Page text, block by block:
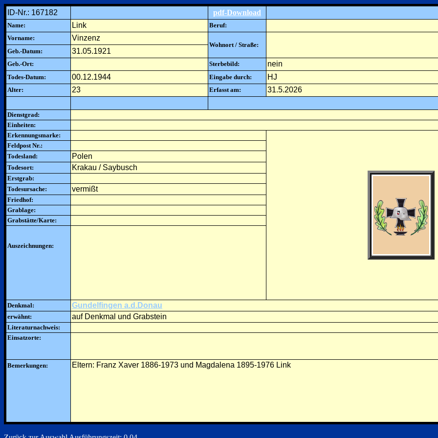
ID-Nr.: 167182 pdf-Download
Name: Link
Beruf:
Vorname:
Vinzenz
Wohnort / Straße:
Geb.-Datum:
31.05.1921
Geb.-Ort: Sterbebild: nein
Todes-Datum: 00.12.1944 Eingabe durch: HJ
Alter: 23 Erfasst am: 31.5.2026
Dienstgrad:
Einheiten:
Erkennungsmarke:
Feldpost Nr.:
Todesland:
Polen
Todesort: Krakau / Saybusch
Erstgrab:
Todesursache:
vermißt
Friedhof:
Grablage:
Grabstätte/Karte:
Auszeichnungen:
Denkmal: Gundelfingen a.d.Donau
erwähnt: auf Denkmal und Grabstein
Literaturnachweis:
Einsatzorte:
Bemerkungen: Eltern: Franz Xaver 1886-1973 und Magdalena 1895-1976 Link